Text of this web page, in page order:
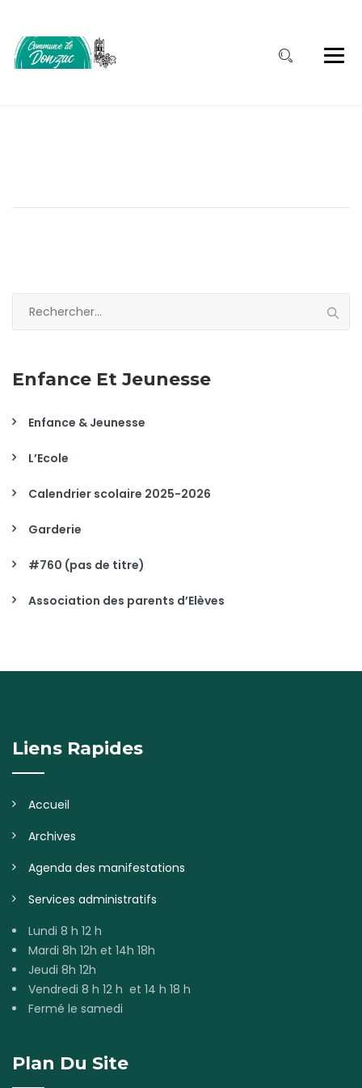
Enfance Et Jeunesse
Enfance & Jeunesse
L’Ecole
Calendrier scolaire 2025-2026
Garderie
#760 (pas de titre)
Association des parents d’Elèves
Liens Rapides
Accueil
Archives
Agenda des manifestations
Services administratifs
Lundi 8 h 12 h
Mardi 8h 12h et 14h 18h
Jeudi 8h 12h
Vendredi 8 h 12 h et 14 h 18 h
Fermé le samedi
Plan Du Site